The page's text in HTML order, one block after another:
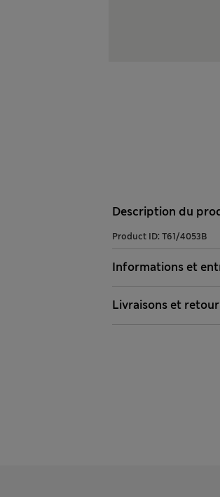
Description du
Product ID: T61/4053B
Informations et
Livraisons et